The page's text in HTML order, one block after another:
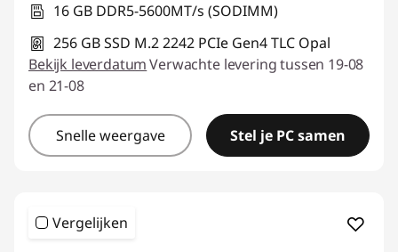
16 GB DDR5-5600MT/s (SODIMM)
256 GB SSD M.2 2242 PCIe Gen4 TLC Opal
Bekijk leverdatumVerwachte levering tussen 19-08
en 21-08
Snelle weergave Stel je PC samen
Vergelijken